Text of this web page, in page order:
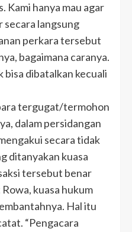
hanya mau agar
secara langsung
perkara tersebut
bagaimana caranya.
bisa dibatalkan kecuali
tergugat/termohon
dalam persidangan
secara tidak
ditanyakan kuasa
tersebut benar
kuasa hukum
Hal itu
“Pengacara